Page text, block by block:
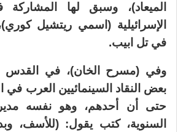
الميعاد)، وسبق لها
الإسرائيلية (اسمي ريتشيل
في تل ابيب.
وفي (مسرح الخان)، في القدس
بعض النقاد السينمائيين العرب في
حتى أن أحدهم، وهو نفسه مدير
السنوية، كتب يقول: (للأسف،